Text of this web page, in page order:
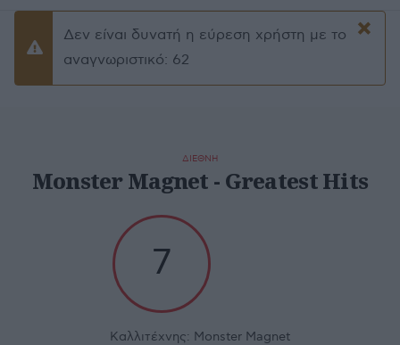
×
Προειδοποίσηση
Δεν είναι δυνατή η εύρεση χρήστη με το
αναγνωριστικό: 62
ΔΙΕΘΝΗ
Monster Magnet - Greatest Hits
7
Καλλιτέχνης: Monster Magnet